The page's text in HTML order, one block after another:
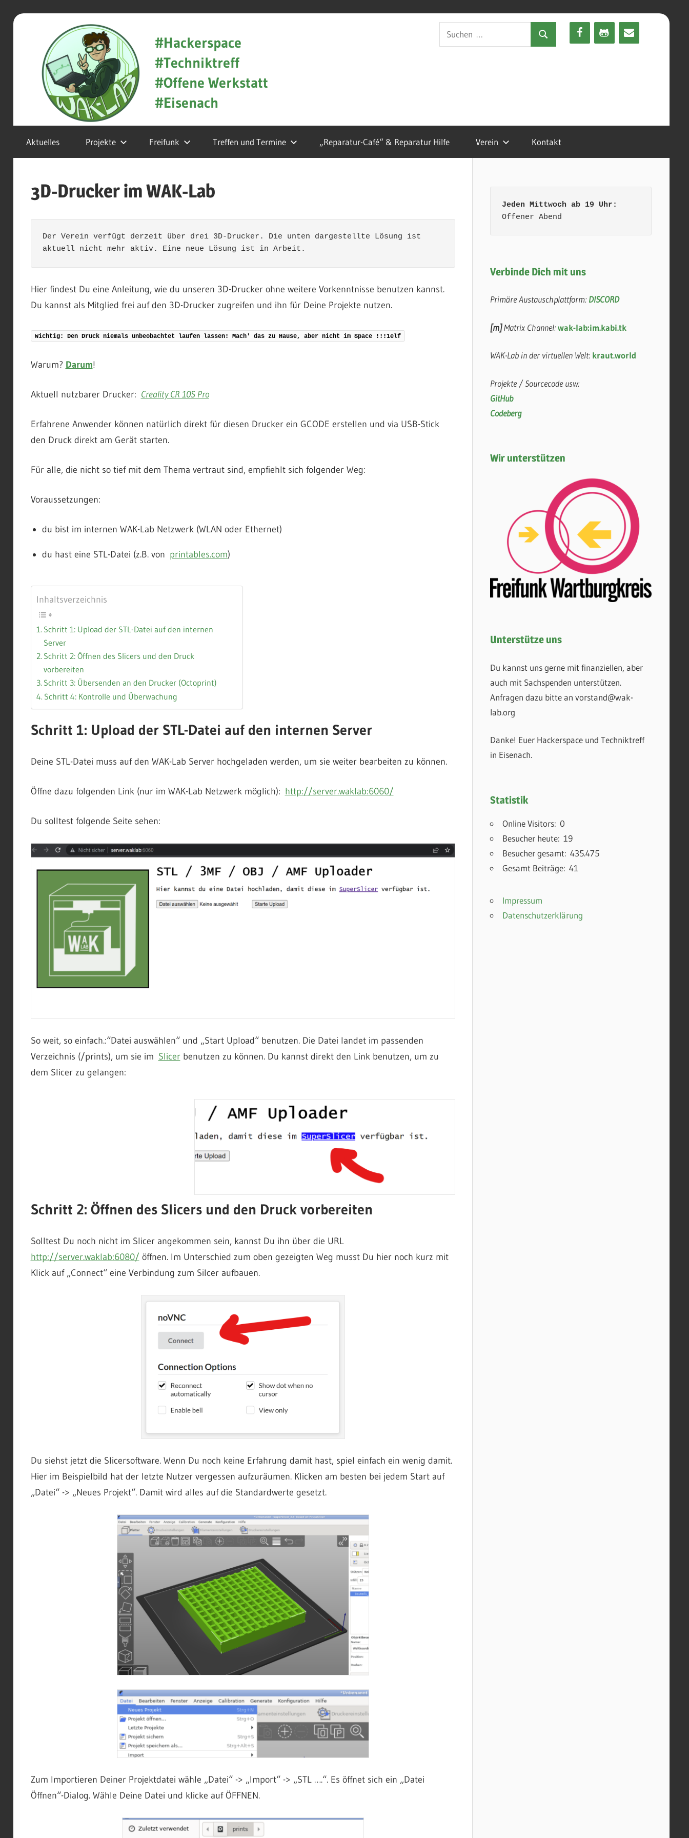
Zum
WAK-
Lab
in
Eisenach
#Hackerspace
#Techniktreff
#Offene Werkstatt
#Eisenach
Suchen
nach:
Suchen
Aktuelles Projekte Freifunk Treffen und Termine „Reparatur-Café“ & Reparatur Hilfe Verein Kontakt
3D-Drucker im WAK-Lab
Der Verein verfügt derzeit über drei 3D-Drucker. Die unten dargestellte Lösung ist
aktuell nicht mehr aktiv. Eine neue Lösung ist in Arbeit.
Hier findest Du eine Anleitung, wie du unseren 3D-Drucker ohne weitere Vorkenntnisse benutzen kannst.
Du kannst als Mitglied frei auf den 3D-Drucker zugreifen und ihn für Deine Projekte nutzen.
Wichtig: Den Druck niemals unbeobachtet laufen lassen! Mach' das zu Hause, aber nicht im Space !!!1elf
Warum? Darum!
Aktuell nutzbarer Drucker: Creality CR 10S Pro
Erfahrene Anwender können natürlich direkt für diesen Drucker ein GCODE erstellen und via USB-Stick
den Druck direkt am Gerät starten.
Für alle, die nicht so tief mit dem Thema vertraut sind, empfiehlt sich folgender Weg:
Voraussetzungen:
du bist im internen WAK-Lab Netzwerk (WLAN oder Ethernet)
du hast eine STL-Datei (z.B. von printables.com)
Inhaltsverzeichnis
Schritt 1: Upload der STL-Datei auf den internen
Server
Schritt 2: Öffnen des Slicers und den Druck
vorbereiten
Schritt 3: Übersenden an den Drucker (Octoprint)
Schritt 4: Kontrolle und Überwachung
Schritt 1: Upload der STL-Datei auf den internen Server
Deine STL-Datei muss auf den WAK-Lab Server hochgeladen werden, um sie weiter bearbeiten zu können.
Öffne dazu folgenden Link (nur im WAK-Lab Netzwerk möglich): http://server.waklab:6060/
Du solltest folgende Seite sehen:
So weit, so einfach.:“Datei auswählen“ und „Start Upload“ benutzen. Die Datei landet im passenden
Verzeichnis (/prints), um sie im Slicerbenutzen zu können. Du kannst direkt den Link benutzen, um zu
dem Slicer zu gelangen:
Schritt 2: Öffnen des Slicers und den Druck vorbereiten
Solltest Du noch nicht im Slicer angekommen sein, kannst Du ihn über die URL
http://server.waklab:6080/ öffnen. Im Unterschied zum oben gezeigten Weg musst Du hier noch kurz mit
Klick auf „Connect“ eine Verbindung zum Silcer aufbauen.
Du siehst jetzt die Slicersoftware. Wenn Du noch keine Erfahrung damit hast, spiel einfach ein wenig damit.
Hier im Beispielbild hat der letzte Nutzer vergessen aufzuräumen. Klicken am besten bei jedem Start auf
„Datei“ -> „Neues Projekt“. Damit wird alles auf die Standardwerte gesetzt.
Zum Importieren Deiner Projektdatei wähle „Datei“ -> „Import“ -> „STL ….“. Es öffnet sich ein „Datei
Öffnen“-Dialog. Wähle Deine Datei und klicke auf ÖFFNEN.
Jeden Mittwoch ab 19 Uhr:
Offener Abend
Verbinde Dich mit uns
Primäre Austauschplattform: DISCORD
[m]Matrix Channel:wak-lab:im.kabi.tk
WAK-Lab in der virtuellen Welt: kraut.world
Projekte / Sourcecode usw:
GitHub
Codeberg
Wir unterstützen
Unterstütze uns
Du kannst uns gerne mit finanziellen, aber
auch mit Sachspenden unterstützen.
Anfragen dazu bitte an vorstand@wak-
lab.org
Danke! Euer Hackerspace und Techniktreff
in Eisenach.
Statistik
Online Visitors: 0
Besucher heute: 19
Besucher gesamt: 435.475
Gesamt Beiträge: 41
Impressum
Datenschutzerklärung